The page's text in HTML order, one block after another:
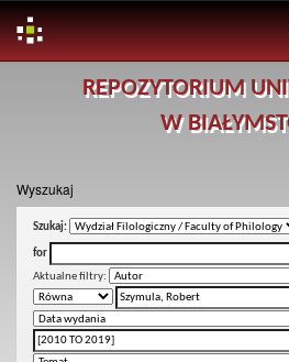
REPOZYTORIUM
W
Wyszukaj
Szukaj:
for
Aktualne filtry: